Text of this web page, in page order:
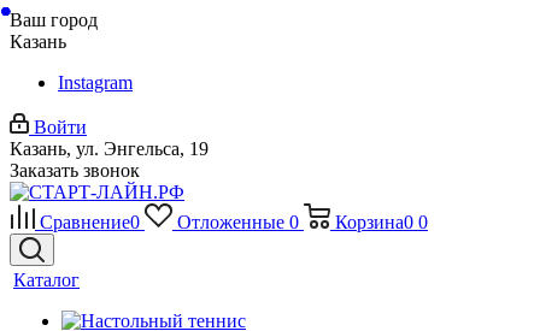
Ваш город
Казань
Instagram
Войти
Казань, ул. Энгельса, 19
Заказать звонок
Сравнение0 Отложенные 0 Корзина0 0
Каталог